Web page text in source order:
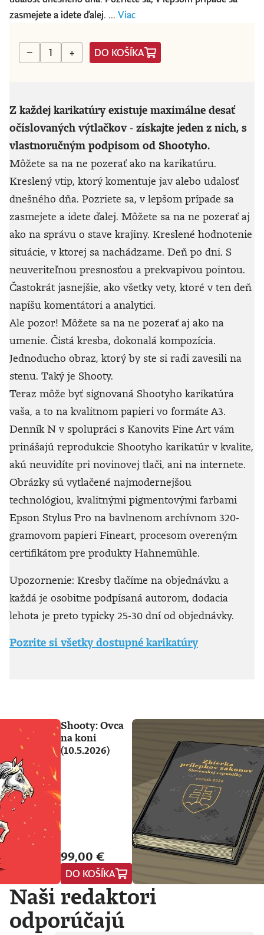
zasmejete a idete ďalej. ... Viac
− + DO KOŠÍKA
Z každej karikatúry existuje maximálne desať
očíslovaných výtlačkov - získajte jeden z nich, s
vlastnoručným podpisom od Shootyho.
Môžete sa na ne pozerať ako na karikatúru.
Kreslený vtip, ktorý komentuje jav alebo udalosť
dnešného dňa. Pozriete sa, v lepšom prípade sa
zasmejete a idete ďalej. Môžete sa na ne pozerať aj
ako na správu o stave krajiny. Kreslené hodnotenie
situácie, v ktorej sa nachádzame. Deň po dni. S
neuveriteľnou presnosťou a prekvapivou pointou.
Častokrát jasnejšie, ako všetky vety, ktoré v ten deň
napíšu komentátori a analytici.
Ale pozor! Môžete sa na ne pozerať aj ako na
umenie. Čistá kresba, dokonalá kompozícia.
Jednoducho obraz, ktorý by ste si radi zavesili na
stenu. Taký je Shooty.
Teraz môže byť signovaná Shootyho karikatúra
vaša, a to na kvalitnom papieri vo formáte A3.
Denník N v spolupráci s Kanovits Fine Art vám
prinášajú reprodukcie Shootyho karikatúr v kvalite,
akú neuvidíte pri novinovej tlači, ani na internete.
Obrázky sú vytlačené najmodernejšou
technológiou, kvalitnými pigmentovými farbami
Epson Stylus Pro na bavlnenom archívnom 320-
gramovom papieri Fineart, procesom overeným
certifikátom pre produkty Hahnemühle.
Upozornenie: Kresby tlačíme na objednávku a
každá je osobitne podpísaná autorom, dodacia
lehota je preto typicky 25-30 dní od objednávky.
Pozrite si všetky dostupné karikatúry
Shooty: Ovca
na koni
(10.5.2026)
99,00 €
DO KOŠÍKA
Naši redaktori
odporúčajú